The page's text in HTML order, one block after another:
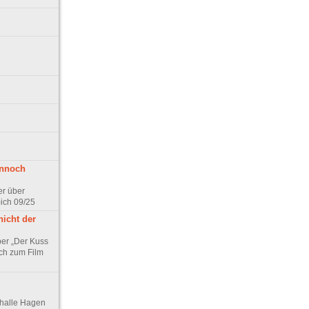
über
09/25
der
„Der Kuss
zum Film
Hagen